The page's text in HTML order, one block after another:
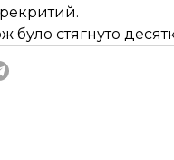
було стягнуто